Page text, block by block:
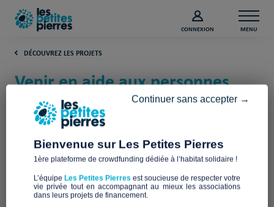
CONNEXION MENU
DÉCOUVREZ LES PROJETS
Venir en aide aux personnes
sans-abri à Paris (Paris)
Une Couverture Pour l'Hiver
Bienvenue sur Les Petites Pierres
1ère plateforme de crowdfunding dédiée à l’habitat solidaire !
L’équipe Les Petites Pierres est soucieuse de respecter votre
vie privée tout en accompagnant au mieux les associations
dans leurs projets de financement.
Continuer sans accepter →